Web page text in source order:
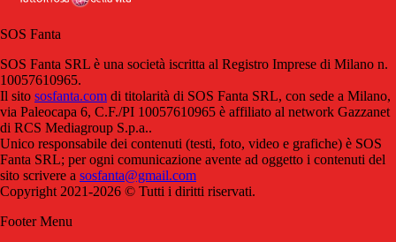
SOS Fanta
SOS Fanta SRL è una società iscritta al Registro Imprese di Milano n.
10057610965.
Il sito sosfanta.com di titolarità di SOS Fanta SRL, con sede a Milano,
via Paleocapa 6, C.F./PI 10057610965 è affiliato al network Gazzanet
di RCS Mediagroup S.p.a..
Unico responsabile dei contenuti (testi, foto, video e grafiche) è SOS
Fanta SRL; per ogni comunicazione avente ad oggetto i contenuti del
sito scrivere a sosfanta@gmail.com
Copyright 2021-2026 © Tutti i diritti riservati.
Footer Menu